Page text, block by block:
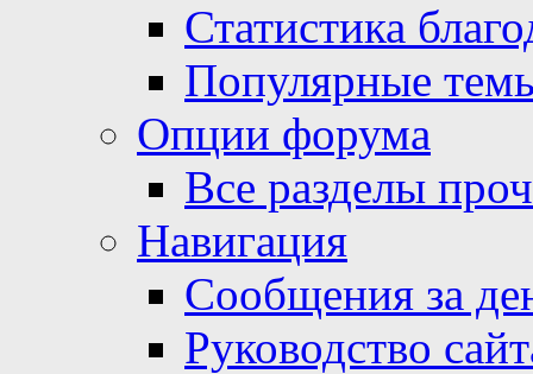
Статистика
Популярные
Опции форума
Все разделы
Навигация
Сообщения за
Руководство